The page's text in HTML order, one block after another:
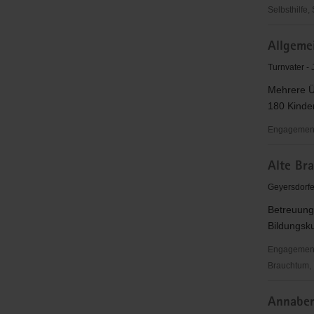
Selbsthilfe,
(SHG)
Epilepsie
Turnvater -
Mehrere
180
Turnverein
Frohnau
V.
Alte
Brauerei